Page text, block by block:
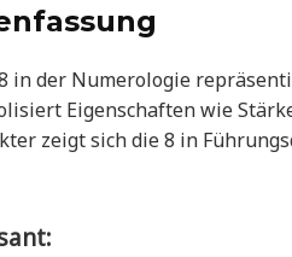
in der Numerologie
Eigenschaften wie
zeigt sich die 8 in